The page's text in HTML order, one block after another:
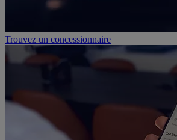
Trouvez un concessionnaire